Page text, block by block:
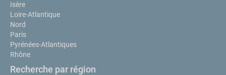
Isère
Loire-Atlantique
Nord
Paris
Pyrénées-Atlantiques
Rhône
Recherche par région